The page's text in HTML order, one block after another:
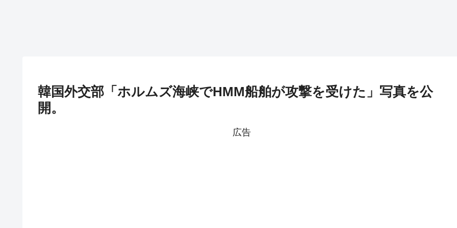
韓国外交部「ホルムズ海峡でHMM船舶が攻撃を受けた」写真を公
開。
広告